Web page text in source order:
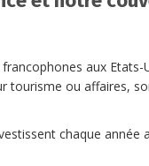
aux Etats-
tourisme ou affaires,
chaque année